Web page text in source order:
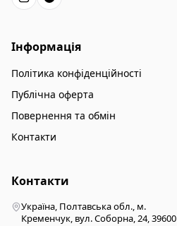
Інформація
Політика конфіденційності
Публічна оферта
Повернення та обмін
Контакти
Контакти
Україна, Полтавська обл., м.
Кременчук, вул. Соборна, 24, 39600